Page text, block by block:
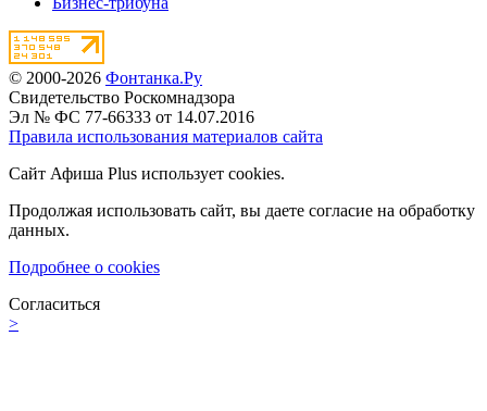
© 2000-2026 Фонтанка.Ру
Свидетельство Роскомнадзора
Эл № ФС 77-66333 от 14.07.2016
Правила использования материалов сайта
Сайт Афиша Plus использует cookies.
Продолжая использовать сайт, вы даете согласие на обработку
данных.
Подробнее о cookies
Согласиться
>